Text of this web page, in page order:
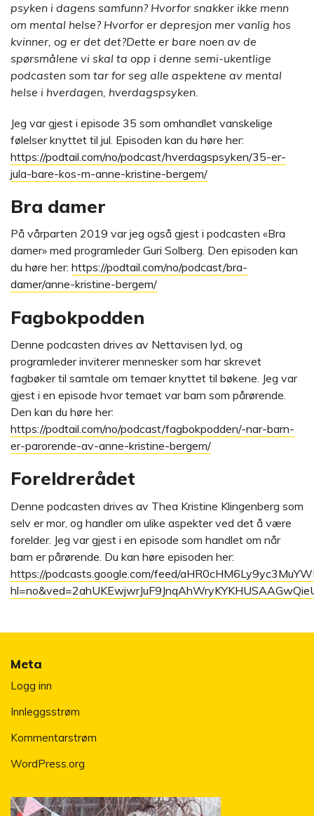
psyken i dagens samfunn? Hvorfor snakker ikke menn
om mental helse? Hvorfor er depresjon mer vanlig hos
kvinner, og er det det?Dette er bare noen av de
spørsmålene vi skal ta opp i denne semi-ukentlige
podcasten som tar for seg alle aspektene av mental
helse i hverdagen, hverdagspsyken.
Jeg var gjest i episode 35 som omhandlet vanskelige
følelser knyttet til jul. Episoden kan du høre her:
https://podtail.com/no/podcast/hverdagspsyken/35-er-
jula-bare-kos-m-anne-kristine-bergem/
Bra damer
På vårparten 2019 var jeg også gjest i podcasten «Bra
damer» med programleder Guri Solberg. Den episoden kan
du høre her: https://podtail.com/no/podcast/bra-
damer/anne-kristine-bergem/
Fagbokpodden
Denne podcasten drives av Nettavisen lyd, og
programleder inviterer mennesker som har skrevet
fagbøker til samtale om temaer knyttet til bøkene. Jeg var
gjest i en episode hvor temaet var barn som pårørende.
Den kan du høre her:
https://podtail.com/no/podcast/fagbokpodden/-nar-barn-
er-parorende-av-anne-kristine-bergem/
Foreldrerådet
Denne podcasten drives av Thea Kristine Klingenberg som
selv er mor, og handler om ulike aspekter ved det å være
forelder. Jeg var gjest i en episode som handlet om når
barn er pårørende. Du kan høre episoden her:
https://podcasts.google.com/feed/
Meta
Logg inn
Innleggsstrøm
Kommentarstrøm
WordPress.org